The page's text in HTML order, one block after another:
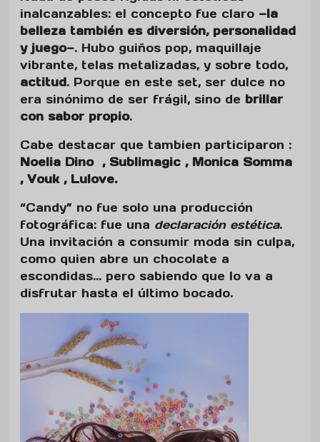
inalcanzables: el concepto fue claro —la
belleza también es diversión, personalidad
y juego—. Hubo guiños pop, maquillaje
vibrante, telas metalizadas, y sobre todo,
actitud. Porque en este set, ser dulce no
era sinónimo de ser frágil, sino de brillar
con sabor propio.
Cabe destacar que tambien participaron :
Noelia Dino , Sublimagic , Monica Somma
, Vouk , Lulove.
“Candy” no fue solo una producción
fotográfica: fue una declaración estética.
Una invitación a consumir moda sin culpa,
como quien abre un chocolate a
escondidas… pero sabiendo que lo va a
disfrutar hasta el último bocado.